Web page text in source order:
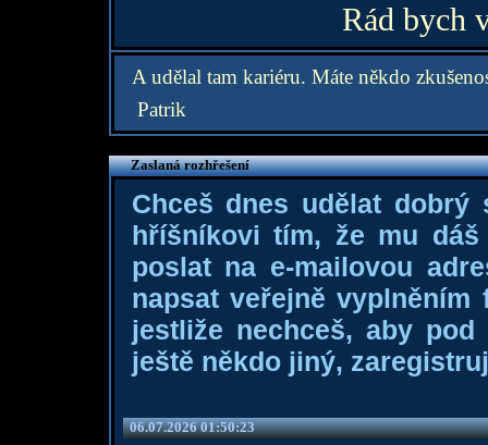
Rád bych
A udělal tam kariéru. Máte někdo
Patrik
Zaslaná rozhřešení
Chceš dnes udělat dobrý
hříšníkovi tím, že mu
poslat na e-mailovou
napsat veřejně
jestliže nechceš, aby
ještě někdo jiný,
06.07.2026 01:50:23